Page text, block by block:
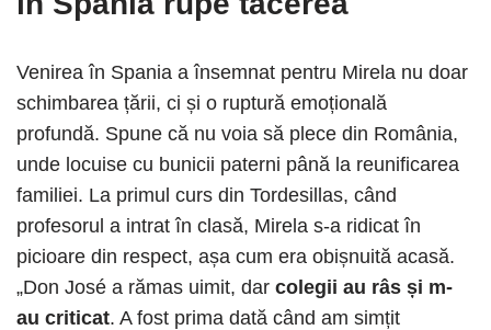
Venirea în Spania a însemnat pentru Mirela nu doar
schimbarea țării, ci și o ruptură emoțională
profundă. Spune că nu voia să plece din România,
unde locuise cu bunicii paterni până la reunificarea
familiei. La primul curs din Tordesillas, când
profesorul a intrat în clasă, Mirela s-a ridicat în
picioare din respect, așa cum era obișnuită acasă.
„Don José a rămas uimit, dar colegii au râs și m-
au criticat. A fost prima dată când am simțit